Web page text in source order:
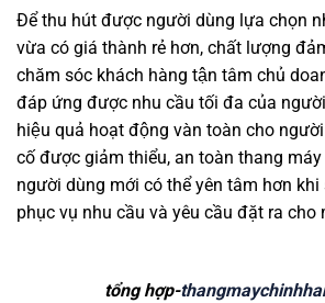
Để thu hút được người dùng lựa chọn
vừa có giá thành rẻ hơn, chất lượng
chăm sóc khách hàng tận tâm chủ
đáp ứng được nhu cầu tối đa của
hiệu quả hoạt động vàn toàn cho
cố được giảm thiểu, an toàn thang
người dùng mới có thể yên tâm hơn
phục vụ nhu cầu và yêu cầu đặt ra cho
tổng hợp-